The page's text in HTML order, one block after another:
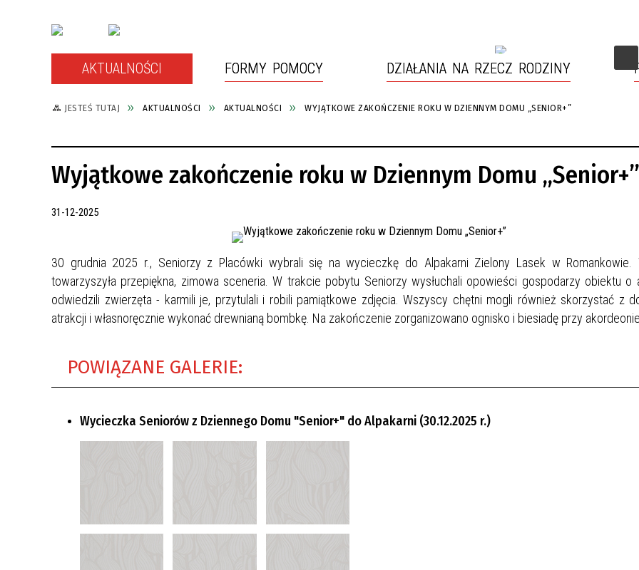
AKTUALNOŚCI FORMY POMOCY
POMOC SPOŁECZNA ŚWIADCZENIA NA RZECZ RODZINY
DODATKI O CHARAKTERZE
DZIAŁANIA NA RZECZ RODZINY
OCHRONA MAŁOLETNICH ASYSTENCI RODZINY
PORADNIA KONSULTACYJNO-
PRZECIWDZIAŁANIE PRZEMOCY
DOMOWEJ
REALIZOWANE PROJEKTY ZREALIZOWANE PROJEKTY
KONTAKT DOKUMENTY ORGANIZACYJNE
JESTEŚ TUTAJ AKTUALNOŚCI AKTUALNOŚCI WYJĄTKOWE ZAKOŃCZENIE ROKU W DZIENNYM DOMU „SENIOR+”
Wyjątkowe zakończenie roku w Dziennym Domu „Senior+”
31-12-2025
30 grudnia 2025 r., Seniorzy z Placówki wybrali się na wycieczkę do Alpakarni Zielony Lasek w Romankowie.
towarzyszyła przepiękna, zimowa sceneria. W trakcie pobytu Seniorzy wysłuchali opowieści gospodarzy obiektu o
odwiedzili zwierzęta - karmili je, przytulali i robili pamiątkowe zdjęcia. Wszyscy chętni mogli również skorzystać z
atrakcji i własnoręcznie wykonać drewnianą bombkę. Na zakończenie zorganizowano ognisko i biesiadę przy
POWIĄZANE GALERIE:
Wycieczka Seniorów z Dziennego Domu "Senior+" do Alpakarni (30.12.2025 r.)